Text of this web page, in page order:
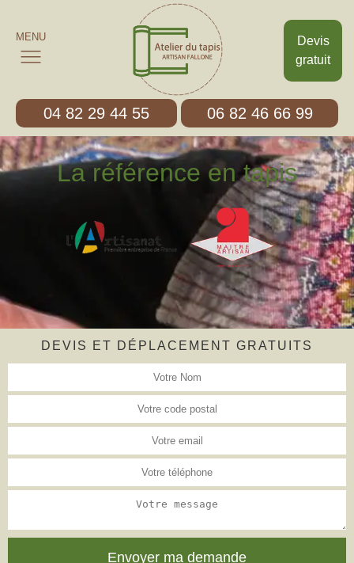
Devis
gratuit
MENU
04 82 29 44 55 06 82 46 66 99
La référence en tapis
DEVIS ET DÉPLACEMENT GRATUITS